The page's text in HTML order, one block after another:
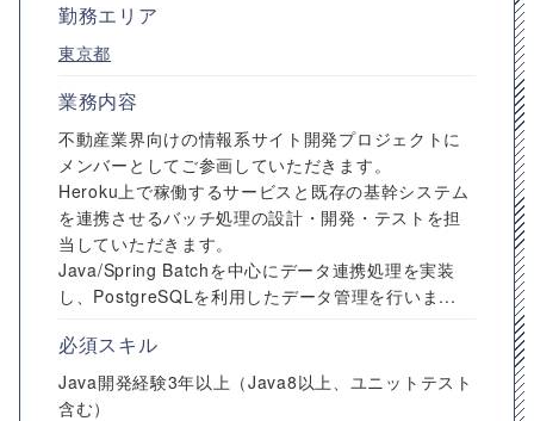
勤務エリア
東京都
業務内容
不動産業界向けの情報系サイト開発プロジェクトに
メンバーとしてご参画していただきます。
Heroku上で稼働するサービスと既存の基幹システム
を連携させるバッチ処理の設計・開発・テストを担
当していただきます。
Java/Spring Batchを中心にデータ連携処理を実装
し、PostgreSQLを利用したデータ管理を行いま...
必須スキル
Java開発経験3年以上（Java8以上、ユニットテスト
含む）